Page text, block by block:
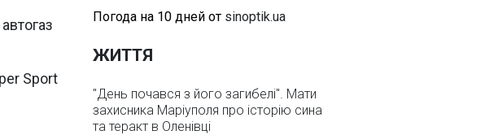
Sport
Погода на 10 дней от sinoptik.ua
ЖИТТЯ
"День почався з його загибелі". Мати
захисника Маріуполя про історію сина
та теракт в Оленівці